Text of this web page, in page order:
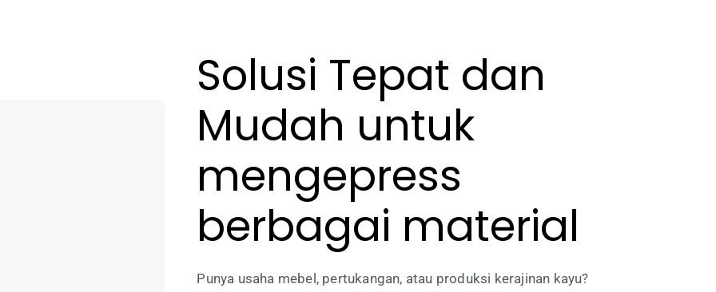
Solusi Tepat dan
Mudah untuk
mengepress
berbagai material
Punya usaha mebel, pertukangan, atau produksi kerajinan kayu?